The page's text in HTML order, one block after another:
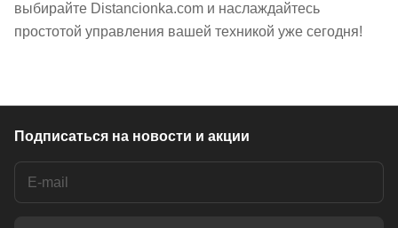
выбирайте Distancionka.com и наслаждайтесь
простотой управления вашей техникой уже сегодня!
Подписаться на новости и акции